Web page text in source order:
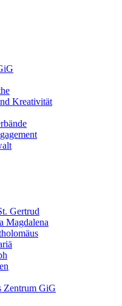
Kreativität
Gertrud
Magdalena
Zentrum GiG